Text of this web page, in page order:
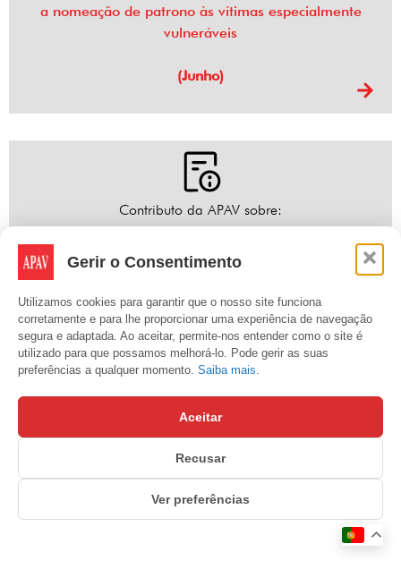
Gerir o Consentimento
Utilizamos cookies para garantir que o nosso site funciona
corretamente e para lhe proporcionar uma experiência de navegação
segura e adaptada. Ao aceitar, permite-nos entender como o site é
utilizado para que possamos melhorá-lo. Pode gerir as suas
preferências a qualquer momento. Saiba mais.
Aceitar
Recusar
Ver preferências
a nomeação de patrono às vítimas especialmente
vulneráveis
(Junho)
Contributo da APAV sobre:
Projeto Lei n.º 96/XV/1ª da Iniciativa Liberal - Dispensa
da tentativa de conciliação nos processos de divórcio
condenação por crime de violência doméstica
(Junho)
Contributo da APAV sobre:
Projeto Lei n.º 82/XV/1ª do Partido Pessoas-Animais-